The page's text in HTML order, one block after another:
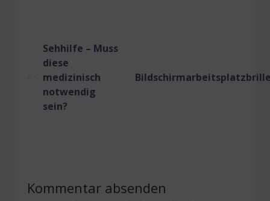
Sehhilfe – Muss
diese
medizinisch
notwendig
sein?
Kommentar absenden